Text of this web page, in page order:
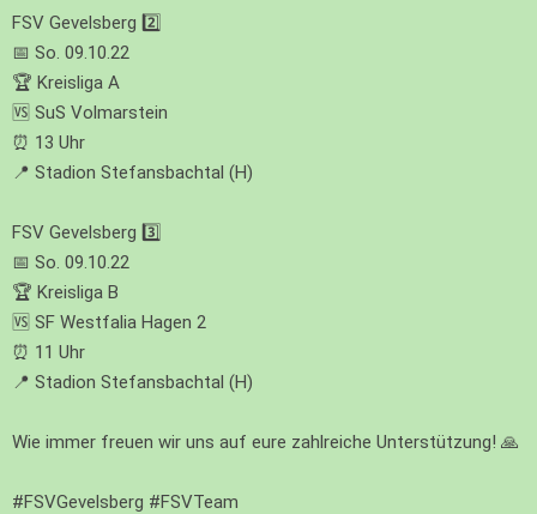
FSV Gevelsberg 2️⃣
📅 So. 09.10.22
🏆 Kreisliga A
🆚 SuS Volmarstein
⏰ 13 Uhr
📍 Stadion Stefansbachtal (H)
FSV Gevelsberg 3️⃣
📅 So. 09.10.22
🏆 Kreisliga B
🆚 SF Westfalia Hagen 2
⏰ 11 Uhr
📍 Stadion Stefansbachtal (H)
Wie immer freuen wir uns auf eure zahlreiche Unterstützung! 🙏
#FSVGevelsberg #FSVTeam